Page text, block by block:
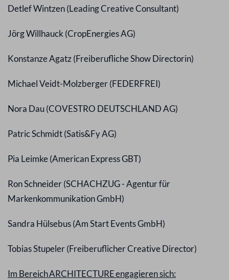
Detlef Wintzen (Leading Creative Consultant)
Jörg Willhauck (CropEnergies AG)
Konstanze Agatz (Freiberufliche Show Directorin)
Michael Veidt-Molzberger (FEDERFREI)
Nora Dau (COVESTRO DEUTSCHLAND AG)
Patric Schmidt (Satis&Fy AG)
Pia Leimke (American Express GBT)
Ron Schneider (SCHACHZUG - Agentur für
Markenkommunikation GmbH)
Sandra Hülsebus (Am Start Events GmbH)
Tobias Stupeler (Freiberuflicher Creative Director)
Im Bereich ARCHITECTURE engagieren sich: